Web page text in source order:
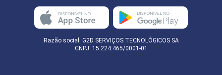
Razão social: G2D SERVIÇOS TECNOLÓGICOS SA
CNPJ: 15.224.465/0001-01